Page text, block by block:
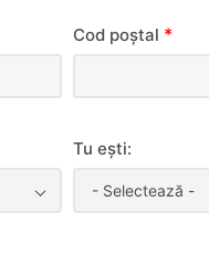
Cod poștal *
Tu ești:
- Selectează -